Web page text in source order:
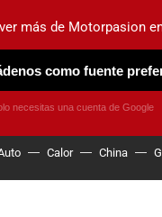
ELÉCTRICOS
Calor China
más de Motorpasion
como fuente
necesitas una cuenta de Google